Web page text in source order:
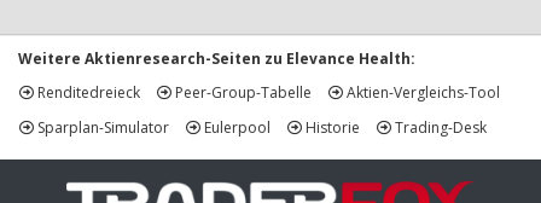
Weitere Aktienresearch-Seiten zu Elevance Health:
Renditedreieck
Peer-Group-Tabelle
Aktien-Vergleichs-Tool
Sparplan-Simulator
Eulerpool Historie Trading-Desk